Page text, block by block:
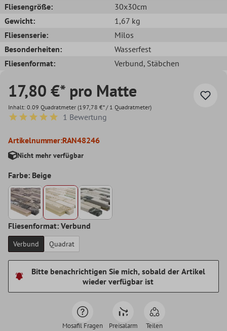
Fliesengröße:
30x30cm
Gewicht:
1,67 kg
Fliesenserie:
Milos
Besonderheiten:
Wasserfest
Fliesenformat:
Verbund, Stäbchen
17,80 €* pro Matte
Inhalt: 0.09 Quadratmeter (197,78 €* / 1 Quadratmeter)
Durchschnittliche Bewertung von 5 von 5 Sternen
1 Bewertung
Artikelnummer:RAN48246
Nicht mehr verfügbar
Farbe: Beige
Fliesenformat: Verbund
Verbund Quadrat
Bitte benachrichtigen Sie mich, sobald der Artikel
wieder verfügbar ist
Mosafil Fragen Preisalarm Teilen